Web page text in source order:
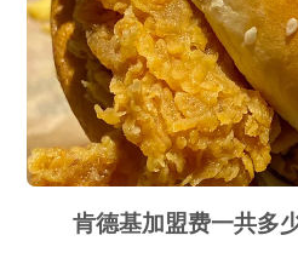
肯德基加盟费一共多少